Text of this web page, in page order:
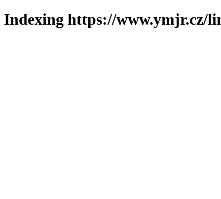
Indexing https://www.ymjr.cz/